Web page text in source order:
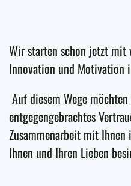
Wir starten schon jetzt mit
Innovation und Motivation
Auf diesem Wege
entgegengebrachtes
Zusammenarbeit mit
Ihnen und Ihren Lieben